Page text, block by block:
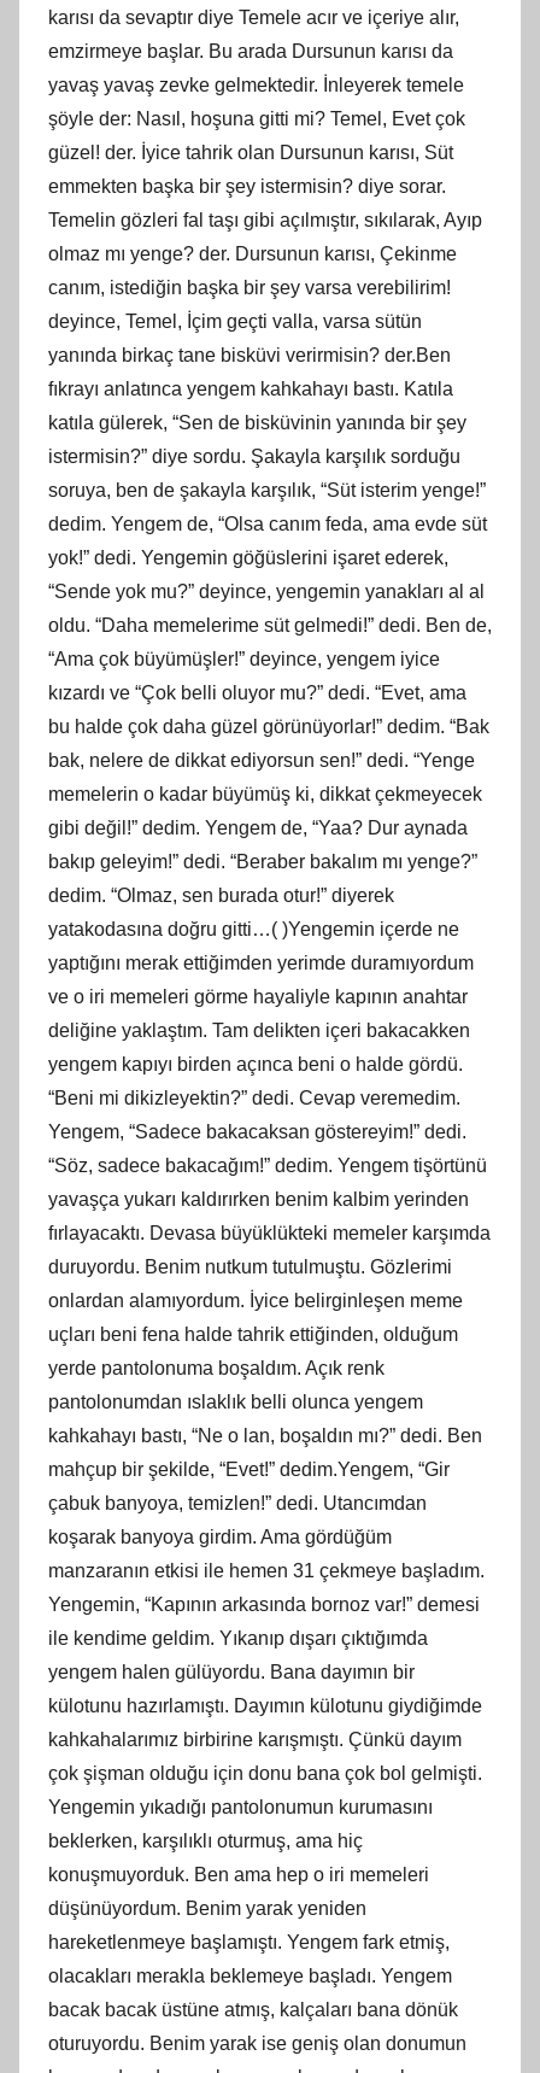
karısı da sevaptır diye Temele acır ve içeriye alır,
emzirmeye başlar. Bu arada Dursunun karısı da
yavaş yavaş zevke gelmektedir. İnleyerek temele
şöyle der: Nasıl, hoşuna gitti mi? Temel, Evet çok
güzel! der. İyice tahrik olan Dursunun karısı, Süt
emmekten başka bir şey istermisin? diye sorar.
Temelin gözleri fal taşı gibi açılmıştır, sıkılarak, Ayıp
olmaz mı yenge? der. Dursunun karısı, Çekinme
canım, istediğin başka bir şey varsa verebilirim!
deyince, Temel, İçim geçti valla, varsa sütün
yanında birkaç tane bisküvi verirmisin? der.Ben
fıkrayı anlatınca yengem kahkahayı bastı. Katıla
katıla gülerek, “Sen de bisküvinin yanında bir şey
istermisin?” diye sordu. Şakayla karşılık sorduğu
soruya, ben de şakayla karşılık, “Süt isterim yenge!”
dedim. Yengem de, “Olsa canım feda, ama evde süt
yok!” dedi. Yengemin göğüslerini işaret ederek,
“Sende yok mu?” deyince, yengemin yanakları al al
oldu. “Daha memelerime süt gelmedi!” dedi. Ben de,
“Ama çok büyümüşler!” deyince, yengem iyice
kızardı ve “Çok belli oluyor mu?” dedi. “Evet, ama
bu halde çok daha güzel görünüyorlar!” dedim. “Bak
bak, nelere de dikkat ediyorsun sen!” dedi. “Yenge
memelerin o kadar büyümüş ki, dikkat çekmeyecek
gibi değil!” dedim. Yengem de, “Yaa? Dur aynada
bakıp geleyim!” dedi. “Beraber bakalım mı yenge?”
dedim. “Olmaz, sen burada otur!” diyerek
yatakodasına doğru gitti…( )Yengemin içerde ne
yaptığını merak ettiğimden yerimde duramıyordum
ve o iri memeleri görme hayaliyle kapının anahtar
deliğine yaklaştım. Tam delikten içeri bakacakken
yengem kapıyı birden açınca beni o halde gördü.
“Beni mi dikizleyektin?” dedi. Cevap veremedim.
Yengem, “Sadece bakacaksan göstereyim!” dedi.
“Söz, sadece bakacağım!” dedim. Yengem tişörtünü
yavaşça yukarı kaldırırken benim kalbim yerinden
fırlayacaktı. Devasa büyüklükteki memeler karşımda
duruyordu. Benim nutkum tutulmuştu. Gözlerimi
onlardan alamıyordum. İyice belirginleşen meme
uçları beni fena halde tahrik ettiğinden, olduğum
yerde pantolonuma boşaldım. Açık renk
pantolonumdan ıslaklık belli olunca yengem
kahkahayı bastı, “Ne o lan, boşaldın mı?” dedi. Ben
mahçup bir şekilde, “Evet!” dedim.Yengem, “Gir
çabuk banyoya, temizlen!” dedi. Utancımdan
koşarak banyoya girdim. Ama gördüğüm
manzaranın etkisi ile hemen 31 çekmeye başladım.
Yengemin, “Kapının arkasında bornoz var!” demesi
ile kendime geldim. Yıkanıp dışarı çıktığımda
yengem halen gülüyordu. Bana dayımın bir
külotunu hazırlamıştı. Dayımın külotunu giydiğimde
kahkahalarımız birbirine karışmıştı. Çünkü dayım
çok şişman olduğu için donu bana çok bol gelmişti.
Yengemin yıkadığı pantolonumun kurumasını
beklerken, karşılıklı oturmuş, ama hiç
konuşmuyorduk. Ben ama hep o iri memeleri
düşünüyordum. Benim yarak yeniden
hareketlenmeye başlamıştı. Yengem fark etmiş,
olacakları merakla beklemeye başladı. Yengem
bacak bacak üstüne atmış, kalçaları bana dönük
oturuyordu. Benim yarak ise geniş olan donumun